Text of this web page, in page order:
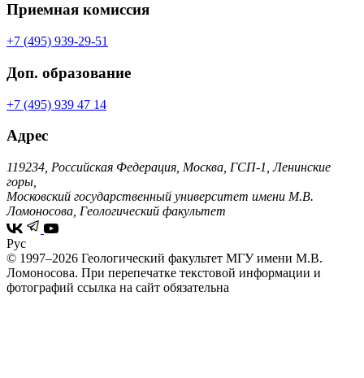
Приемная комиссия
+7 (495) 939-29-51
Доп. образование
+7 (495) 939 47 14
Адрес
119234, Российская Федерация, Москва, ГСП-1, Ленинские
горы,
Московский государственный университет имени М.В.
Ломоносова, Геологический факультет
Рус
© 1997–2026 Геологический факультет МГУ имени М.В.
Ломоносова. При перепечатке текстовой информации и
фотографий ссылка на сайт обязательна